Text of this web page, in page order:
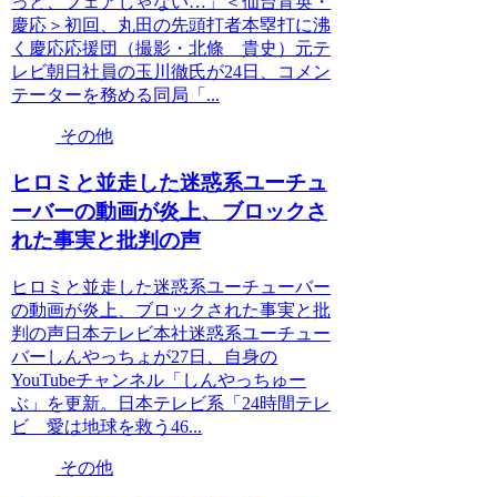
慶応＞初回、丸田の先頭打者本塁打に沸
く慶応応援団（撮影・北條 貴史）元テ
レビ朝日社員の玉川徹氏が24日、コメン
テーターを務める同局「...
その他
ヒロミと並走した迷惑系ユーチュ
ーバーの動画が炎上、ブロックさ
れた事実と批判の声
ヒロミと並走した迷惑系ユーチューバー
の動画が炎上、ブロックされた事実と批
判の声日本テレビ本社迷惑系ユーチュー
バーしんやっちょが27日、自身の
YouTubeチャンネル「しんやっちゅー
ぶ」を更新。日本テレビ系「24時間テレ
ビ 愛は地球を救う46...
その他